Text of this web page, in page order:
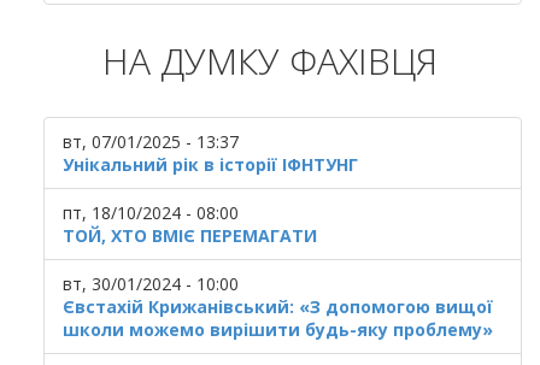
НА ДУМКУ ФАХІВЦЯ
вт, 07/01/2025 - 13:37
Унікальний рік в історії ІФНТУНГ
пт, 18/10/2024 - 08:00
ТОЙ, ХТО ВМІЄ ПЕРЕМАГАТИ
вт, 30/01/2024 - 10:00
Євстахій Крижанівський: «З допомогою вищої
школи можемо вирішити будь-яку проблему»